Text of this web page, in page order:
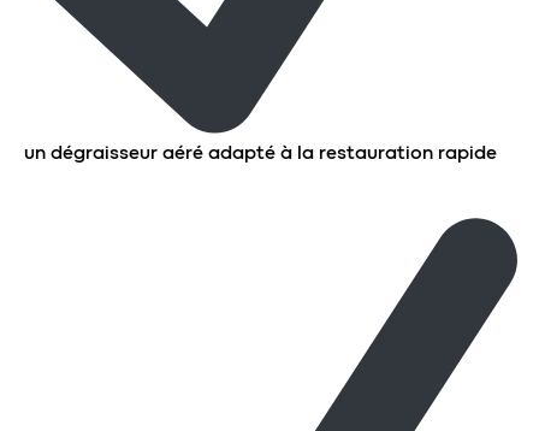
un dégraisseur aéré adapté à la restauration rapide